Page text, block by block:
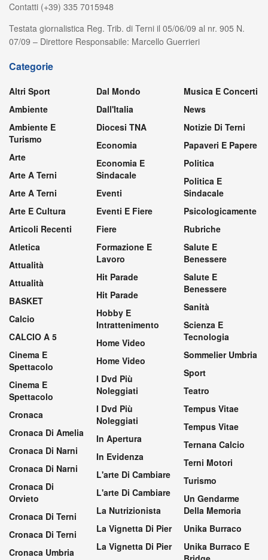
Contatti (+39) 335 7015948
Testata giornalistica Reg. Trib. di Terni il 05/06/09 al nr. 905 N.
07/09 – Direttore Responsabile: Marcello Guerrieri
Categorie
Altri Sport
Ambiente
Ambiente E
Turismo
Arte
Arte A Terni
Arte A Terni
Arte E Cultura
Articoli Recenti
Atletica
Attualità
Attualità
BASKET
Calcio
CALCIO A 5
Cinema E
Spettacolo
Cinema E
Spettacolo
Cronaca
Cronaca Di Amelia
Cronaca Di Narni
Cronaca Di Narni
Cronaca Di
Orvieto
Cronaca Di Terni
Cronaca Di Terni
Cronaca Umbria
Dal Mondo
Dall'Italia
Diocesi TNA
Economia
Economia E
Sindacale
Eventi
Eventi E Fiere
Fiere
Formazione E
Lavoro
Hit Parade
Hit Parade
Hobby E
Intrattenimento
Home Video
Home Video
I Dvd Più
Noleggiati
I Dvd Più
Noleggiati
In Apertura
In Evidenza
L'arte Di Cambiare
L'arte Di Cambiare
La Nutrizionista
La Vignetta Di Pier
La Vignetta Di Pier
Musica E Concerti
News
Notizie Di Terni
Papaveri E Papere
Politica
Politica E
Sindacale
Psicologicamente
Rubriche
Salute E
Benessere
Salute E
Benessere
Sanità
Scienza E
Tecnologia
Sommelier Umbria
Sport
Teatro
Tempus Vitae
Tempus Vitae
Ternana Calcio
Terni Motori
Turismo
Un Gendarme
Della Memoria
Unika Burraco
Unika Burraco E